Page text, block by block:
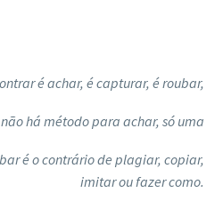
é achar, é capturar, é roubar,
há método para achar, só uma
é o contrário de plagiar, copiar,
imitar ou fazer como.